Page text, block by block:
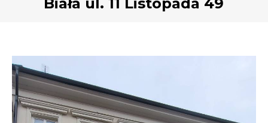
Jak załatwić sprawę
Działania antysmogowe